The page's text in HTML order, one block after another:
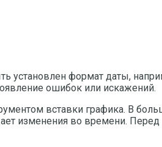
установлен формат даты,
ошибок или искажений.
вставки графика. В
изменения во времени.